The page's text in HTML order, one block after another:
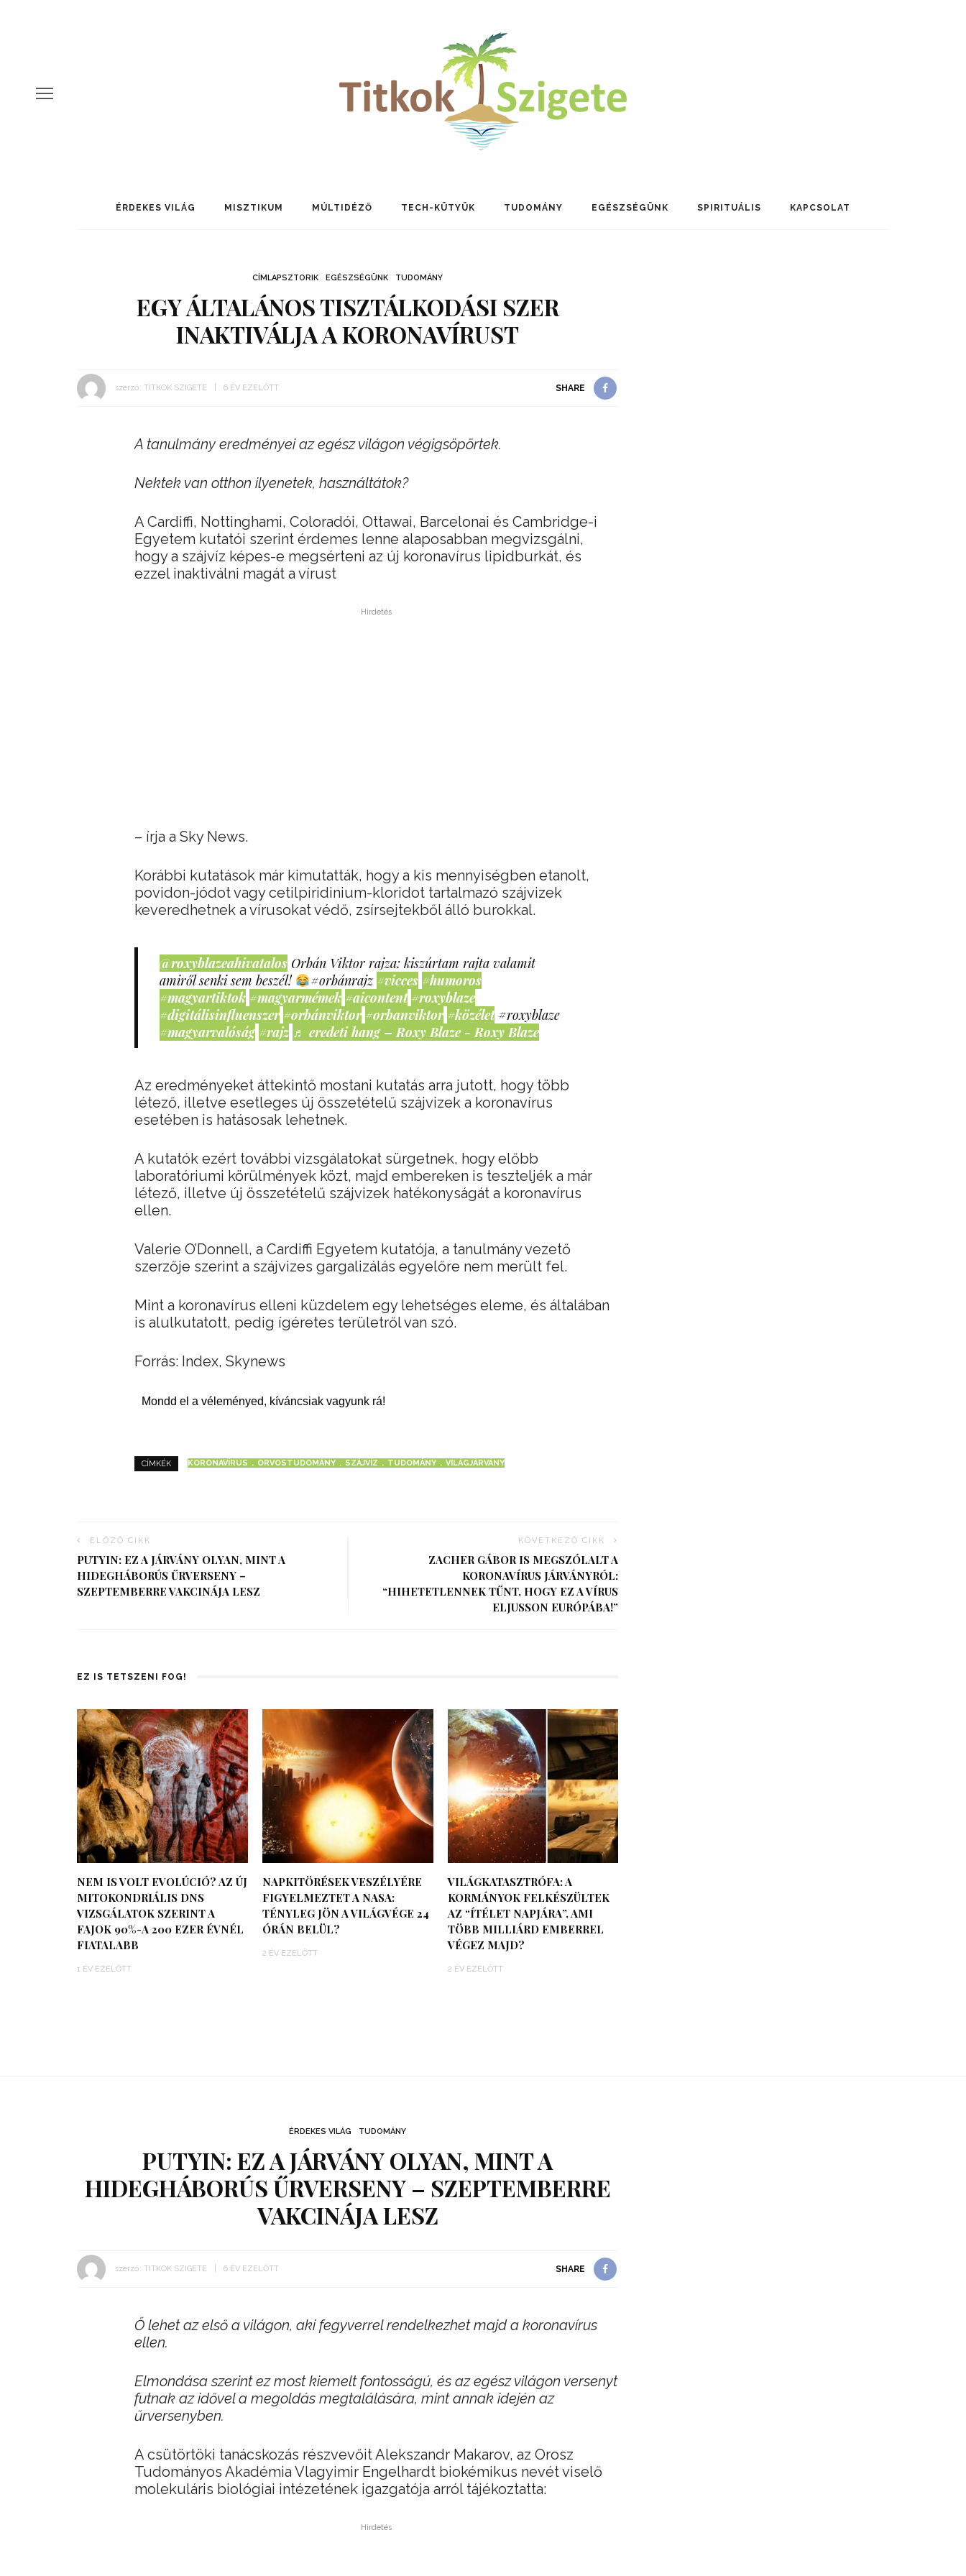
ÉRDEKES VILÁG MISZTIKUM MÚLTIDÉZŐ TECH-KÜTYÜK TUDOMÁNY EGÉSZSÉGÜNK SPIRITUÁLIS KAPCSOLAT
CÍMLAPSZTORIK EGÉSZSÉGÜNK TUDOMÁNY
EGY ÁLTALÁNOS TISZTÁLKODÁSI SZER
INAKTIVÁLJA A KORONAVÍRUST
szerző: TITKOK SZIGETE 6 ÉV EZELŐTT SHARE
A tanulmány eredményei az egész világon végigsöpörtek.
Nektek van otthon ilyenetek, használtátok?
A Cardiffi, Nottinghami, Coloradói, Ottawai, Barcelonai és Cambridge-i
Egyetem kutatói szerint érdemes lenne alaposabban megvizsgálni,
hogy a szájvíz képes-e megsérteni az új koronavírus lipidburkát, és
ezzel inaktiválni magát a vírust
Hirdetés
– írja a Sky News.
Korábbi kutatások már kimutatták, hogy a kis mennyiségben etanolt,
povidon-jódot vagy cetilpiridinium-kloridot tartalmazó szájvizek
keveredhetnek a vírusokat védő, zsírsejtekből álló burokkal.
@roxyblazeahivatalos Orbán Viktor rajza: kiszúrtam rajta valamit
amiről senki sem beszél!
#orbánrajz #vicces #humoros
#magyartiktok #magyarmémek #aicontent #roxyblaze
#digitálisinfluenszer #orbánviktor #orbanviktor #közélet #roxyblaze
#magyarvalóság #rajz ♬ eredeti hang – Roxy Blaze - Roxy Blaze
Az eredményeket áttekintő mostani kutatás arra jutott, hogy több
létező, illetve esetleges új összetételű szájvizek a koronavírus
esetében is hatásosak lehetnek.
A kutatók ezért további vizsgálatokat sürgetnek, hogy előbb
laboratóriumi körülmények közt, majd embereken is teszteljék a már
létező, illetve új összetételű szájvizek hatékonyságát a koronavírus
ellen.
Valerie O’Donnell, a Cardiffi Egyetem kutatója, a tanulmány vezető
szerzője szerint a szájvizes gargalizálás egyelőre nem merült fel.
Mint a koronavírus elleni küzdelem egy lehetséges eleme, és általában
is alulkutatott, pedig ígéretes területről van szó.
Forrás: Index, Skynews
Mondd el a véleményed, kíváncsiak vagyunk rá!
CÍMKÉK KORONAVÍRUS ORVOSTUDOMÁNY SZÁJVÍZ TUDOMÁNY VILÁGJÁRVÁNY
ELŐZŐ CIKK
PUTYIN: EZ A JÁRVÁNY OLYAN, MINT A
HIDEGHÁBORÚS ŰRVERSENY –
SZEPTEMBERRE VAKCINÁJA LESZ
KÖVETKEZŐ CIKK
ZACHER GÁBOR IS MEGSZÓLALT A
KORONAVÍRUS JÁRVÁNYRÓL:
“HIHETETLENNEK TŰNT, HOGY EZ A VÍRUS
ELJUSSON EURÓPÁBA!”
EZ IS TETSZENI FOG!
NEM IS VOLT EVOLÚCIÓ? AZ ÚJ
MITOKONDRIÁLIS DNS
VIZSGÁLATOK SZERINT A
FAJOK 90%-A 200 EZER ÉVNÉL
FIATALABB
1 ÉV EZELŐTT
NAPKITÖRÉSEK VESZÉLYÉRE
FIGYELMEZTET A NASA:
TÉNYLEG JÖN A VILÁGVÉGE 24
ÓRÁN BELÜL?
2 ÉV EZELŐTT
VILÁGKATASZTRÓFA: A
KORMÁNYOK FELKÉSZÜLTEK
AZ “ÍTÉLET NAPJÁRA”, AMI
TÖBB MILLIÁRD EMBERREL
VÉGEZ MAJD?
2 ÉV EZELŐTT
ÉRDEKES VILÁG TUDOMÁNY
PUTYIN: EZ A JÁRVÁNY OLYAN, MINT A
HIDEGHÁBORÚS ŰRVERSENY – SZEPTEMBERRE
VAKCINÁJA LESZ
szerző: TITKOK SZIGETE 6 ÉV EZELŐTT SHARE
Ő lehet az első a világon, aki fegyverrel rendelkezhet majd a koronavírus
ellen.
Elmondása szerint ez most kiemelt fontosságú, és az egész világon versenyt
futnak az idővel a megoldás megtalálására, mint annak idején az
űrversenyben.
A csütörtöki tanácskozás részvevőit Alekszandr Makarov, az Orosz
Tudományos Akadémia Vlagyimir Engelhardt biokémikus nevét viselő
molekuláris biológiai intézetének igazgatója arról tájékoztatta:
Hirdetés